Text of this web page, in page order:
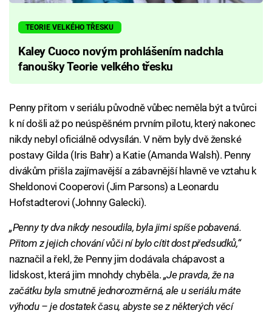
TEORIE VELKÉHO TŘESKU
Kaley Cuoco novým prohlášením nadchla
fanoušky Teorie velkého třesku
Penny přitom v seriálu původně vůbec neměla být a tvůrci
k ní došli až po neúspěšném prvním pilotu, který nakonec
nikdy nebyl oficiálně odvysílán. V něm byly dvě ženské
postavy Gilda (Iris Bahr) a Katie (Amanda Walsh). Penny
divákům přišla zajímavější a zábavnější hlavně ve vztahu k
Sheldonovi Cooperovi (Jim Parsons) a Leonardu
Hofstadterovi (Johnny Galecki).
„Penny ty dva nikdy nesoudila, byla jimi spíše pobavená.
Přitom z jejich chování vůči ní bylo cítit dost předsudků,“
naznačil a řekl, že Penny jim dodávala chápavost a
lidskost, která jim mnohdy chyběla. „Je pravda, že na
začátku byla smutně jednorozměrná, ale u seriálu máte
výhodu – je dostatek času, abyste se z některých věcí